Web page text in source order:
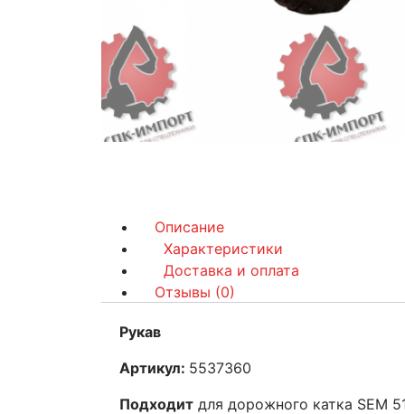
Описание
Характеристики
Доставка и оплата
Отзывы (0)
Рукав
Артикул: 5537360
Подходит для дорожного катка SEM